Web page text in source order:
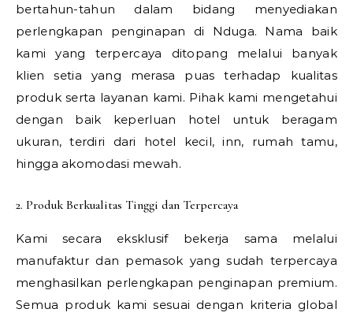
bertahun-tahun dalam bidang menyediakan
perlengkapan penginapan di Nduga. Nama baik
kami yang terpercaya ditopang melalui banyak
klien setia yang merasa puas terhadap kualitas
produk serta layanan kami. Pihak kami mengetahui
dengan baik keperluan hotel untuk beragam
ukuran, terdiri dari hotel kecil, inn, rumah tamu,
hingga akomodasi mewah.
2. Produk Berkualitas Tinggi dan Terpercaya
Kami secara eksklusif bekerja sama melalui
manufaktur dan pemasok yang sudah terpercaya
menghasilkan perlengkapan penginapan premium.
Semua produk kami sesuai dengan kriteria global